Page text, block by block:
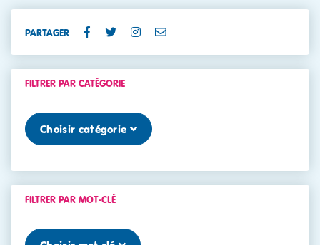
PARTAGER
FILTRER PAR CATÉGORIE
Choisir catégorie
FILTRER PAR MOT-CLÉ